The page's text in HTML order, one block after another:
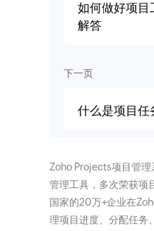
如何做好项目
解答
下一页
什么是项目任
Zoho Projects项目管理
管理工具，多次荣获项
国家的20万+企业在
理项目进度、分配任务